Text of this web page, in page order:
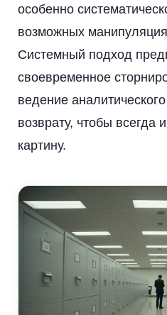
особенно
возможных
Системный подход
своевременное
ведение
возврату, чтобы всегда
картину.